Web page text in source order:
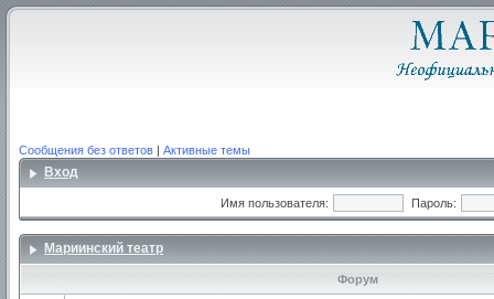
Сообщения без ответов | Активные темы
Вход
Имя пользователя: Пароль:
Мариинский театр
Форум